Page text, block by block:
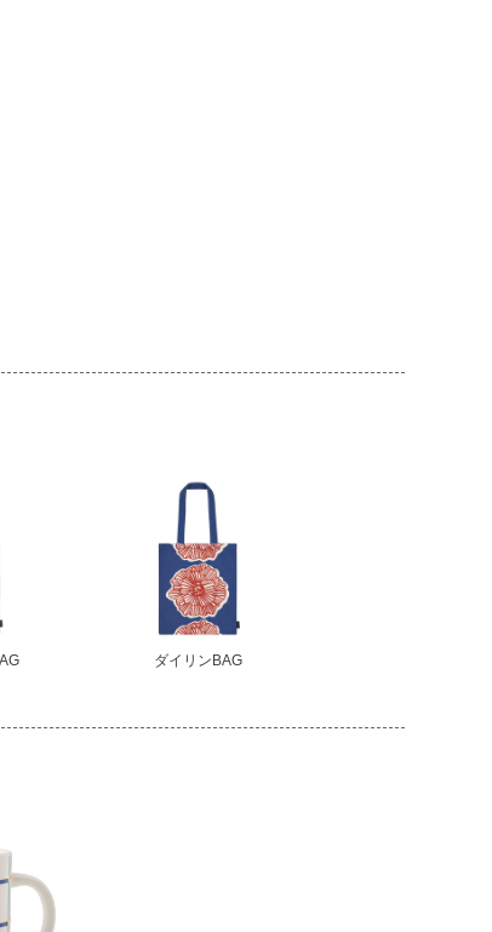
ダイリンBAG